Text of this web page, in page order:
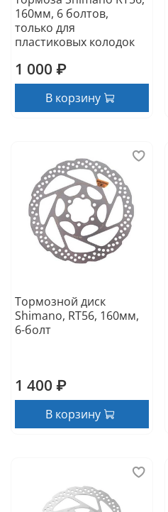
160мм, 6 болтов,
только для
пластиковых колодок
1 000 ₽
В корзину
Тормозной диск
Shimano, RT56, 160мм,
6-болт
1 400 ₽
В корзину